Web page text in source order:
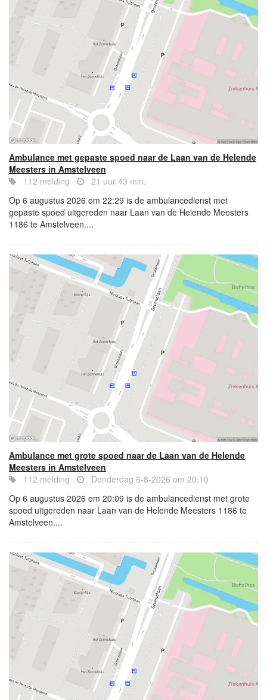
Ambulance met gepaste spoed naar de Laan van de Helende
Meesters in Amstelveen
112 melding
21 uur 43 min.
Op 6 augustus 2026 om 22:29 is de ambulancedienst met
gepaste spoed uitgereden naar Laan van de Helende Meesters
1186 te Amstelveen....
Ambulance met grote spoed naar de Laan van de Helende
Meesters in Amstelveen
112 melding
Donderdag 6-8-2026 om 20:10
Op 6 augustus 2026 om 20:09 is de ambulancedienst met grote
spoed uitgereden naar Laan van de Helende Meesters 1186 te
Amstelveen....